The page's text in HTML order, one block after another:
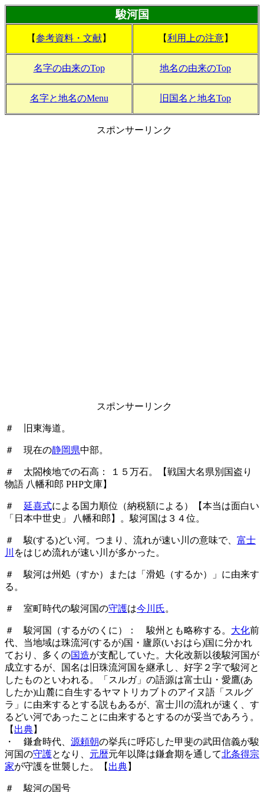
駿河国
【参考資料・文献】 【利用上の注意】
名字の由来のTop 地名の由来のTop
名字と地名のMenu 旧国名と地名Top
スポンサーリンク
スポンサーリンク
＃ 旧東海道。
＃ 現在の静岡県中部。
＃ 太閤検地での石高： １５万石。【戦国大名県別国盗り
物語 八幡和郎 PHP文庫】
＃ 延喜式による国力順位（納税額による）【本当は面白い
「日本中世史」 八幡和郎】。駿河国は３４位。
＃ 駿(する)どい河。つまり、流れが速い川の意味で、 富士
川
をはじめ流れが速い川が多かった。
＃ 駿河は州処（すか）または「滑処（するか）」に由来す
る。
＃ 室町時代の駿河国の守護は今川氏。
＃ 駿河国（するがのくに）： 駿州とも略称する。 大化前
代、当地域は珠流河(するが)国・廬原(いおはら)国に分かれ
ており、多くの国造が支配していた。大化改新以後駿河国が
成立するが、国名は旧珠流河国を継承し、好字２字で駿河と
したものといわれる。「スルガ」の語源は富士山・愛鷹(あ
したか)山麓に自生するヤマトリカブトのアイヌ語「スルグ
ラ」に由来するとする説もあるが、富士川の流れが速く、す
るどい河であったことに由来するとするのが妥当であろう。
【 出典】
・ 鎌倉時代、 源頼朝の挙兵に呼応した甲斐の武田信義が駿
河国の守護となり、 元暦元年以降は鎌倉期を通して北条得宗
家が守護を世襲した。【 出典】
＃ 駿河の国号